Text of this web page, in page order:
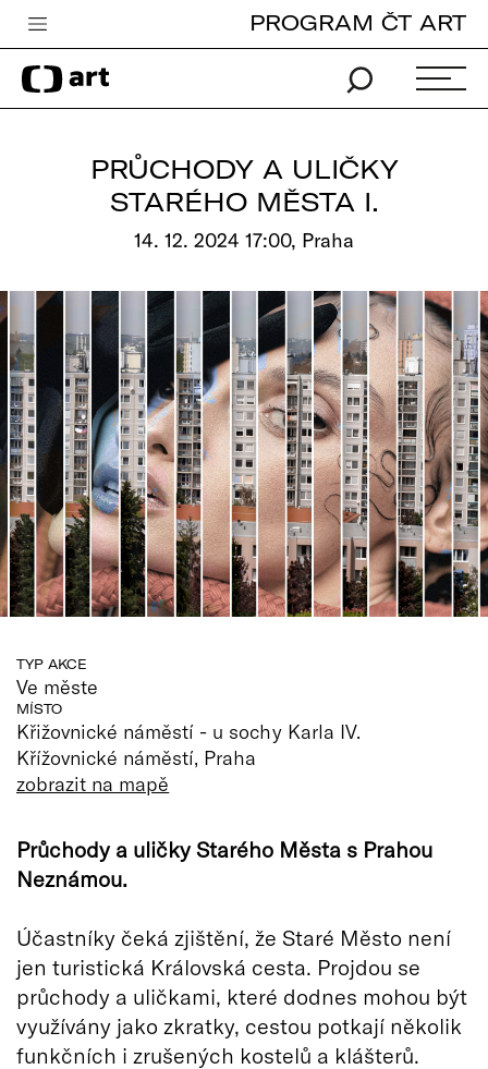
Česká televize
Zpravodajství
Vše o ČT
PROGRAM ČT ART
PRŮCHODY A ULIČKY
STARÉHO MĚSTA I.
14. 12. 2024 17:00, Praha
TYP AKCE
Ve měste
MÍSTO
Křižovnické náměstí - u sochy Karla IV.
Křížovnické náměstí, Praha
zobrazit na mapě
Průchody a uličky Starého Města s Prahou
Neznámou.
Účastníky čeká zjištění, že Staré Město není
jen turistická Královská cesta. Projdou se
průchody a uličkami, které dodnes mohou být
využívány jako zkratky, cestou potkají několik
funkčních i zrušených kostelů a klášterů.